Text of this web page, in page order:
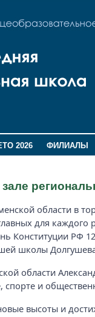
2026
ФИЛИАЛЫ
области в
для каждого
Конституции РФ
школы
области
и
высоты и